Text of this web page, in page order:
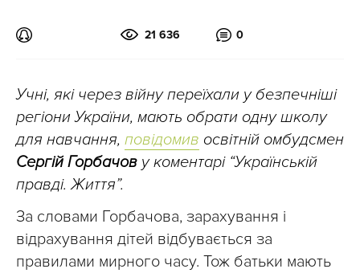
21 636 0
Учні, які через війну переїхали у безпечніші
регіони України, мають обрати одну школу
для навчання, повідомив освітній омбудсмен
Сергій Горбачов у коментарі “Українській
правді. Життя”.
За словами Горбачова, зарахування і
відрахування дітей відбувається за
правилами мирного часу. Тож батьки мають